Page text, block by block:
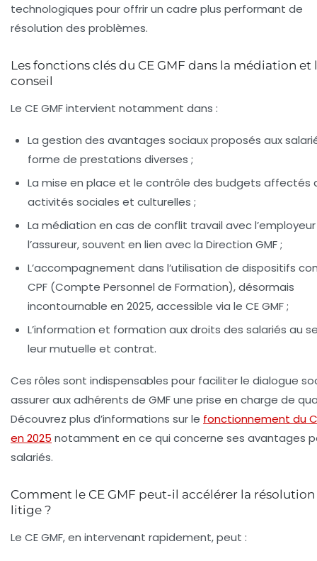
technologiques pour offrir un cadre plus performant de
résolution des problèmes.
Les fonctions clés du CE GMF dans la médiation et
conseil
Le CE GMF intervient notamment dans :
La gestion des avantages sociauxproposés aux
forme de prestations diverses ;
La mise en place et le contrôle des budgets affectés
activités sociales et culturelles ;
La médiation en cas de conflit travail avec
l’assureur, souvent en lien avec la Direction GMF ;
L’accompagnement dans l’utilisation de dispositifs
CPF (Compte Personnel de Formation), désormais
incontournable en 2025, accessible via le CE GMF ;
L’information et formation aux droits des salariés au
leur mutuelle et contrat.
Ces rôles sont indispensables pour faciliter le dialogue
assurer aux adhérents de GMF une prise en charge de
Découvrez plus d’informations sur le fonctionnement du
en 2025 notamment en ce qui concerne ses avantages
salariés.
Comment le CE GMF peut-il accélérer la résolution
litige ?
Le CE GMF, en intervenant rapidement, peut :